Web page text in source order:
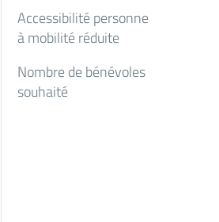
Accessibilité personne
à mobilité réduite
Nombre de bénévoles
souhaité